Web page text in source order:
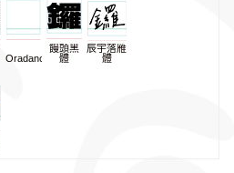
Oradano
饅頭黑
體
辰宇落雁
體